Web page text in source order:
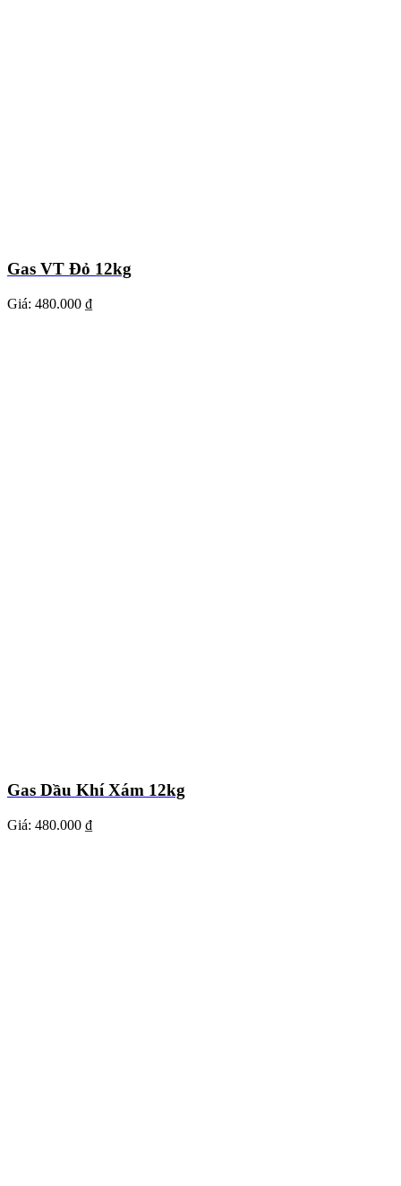
Gas VT Đỏ 12kg
Giá: 480.000 ₫
Gas Dầu Khí Xám 12kg
Giá: 480.000 ₫